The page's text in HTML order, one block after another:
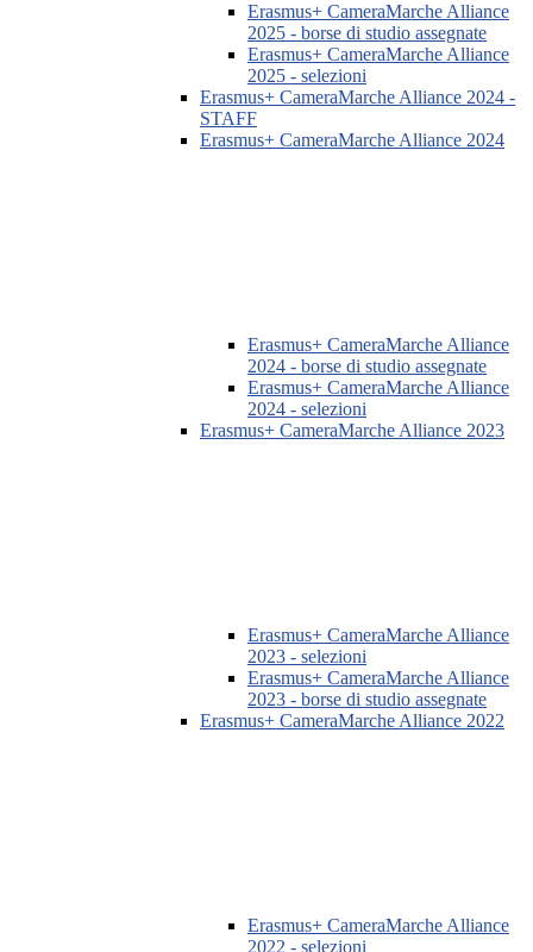
Erasmus+ CameraMarche Alliance
2025 - borse di studio assegnate
Erasmus+ CameraMarche Alliance
2025 - selezioni
Erasmus+ CameraMarche Alliance 2024 -
STAFF
Erasmus+ CameraMarche Alliance 2024
Erasmus+ CameraMarche Alliance
2024 - borse di studio assegnate
Erasmus+ CameraMarche Alliance
2024 - selezioni
Erasmus+ CameraMarche Alliance 2023
Erasmus+ CameraMarche Alliance
2023 - selezioni
Erasmus+ CameraMarche Alliance
2023 - borse di studio assegnate
Erasmus+ CameraMarche Alliance 2022
Erasmus+ CameraMarche Alliance
2022 - selezioni